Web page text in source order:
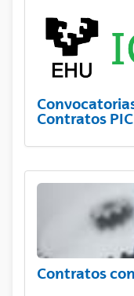
Contratos PIC
Contratos